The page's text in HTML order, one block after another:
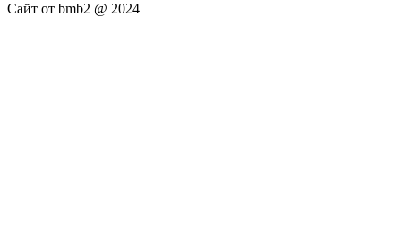
Сайт от bmb2 @ 2024